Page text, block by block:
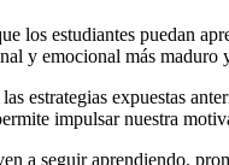
los estudiantes puedan
y emocional más maduro
estrategias expuestas
impulsar nuestra
a seguir aprendiendo,